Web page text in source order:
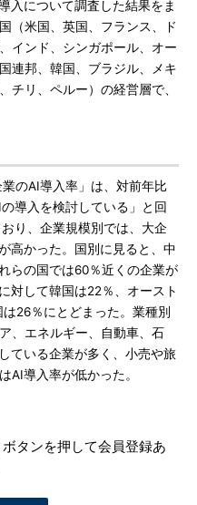
入について調査した結果をま
（米国、英国、フランス、ド
インド、シンガポール、オー
連邦、韓国、ブラジル、メキ
チリ、ペルー）の経営層で、
のAI導入率」は、対前年比
導入を検討している」と回
り、企業規模別では、大企
高かった。国別に見ると、中
らの国では60％近くの企業が
対して韓国は22％、オースト
26％にとどまった。業種別
、エネルギー、自動車、石
ている企業が多く、小売や旅
AI導入率が低かった。
タンを押して会員登録あ